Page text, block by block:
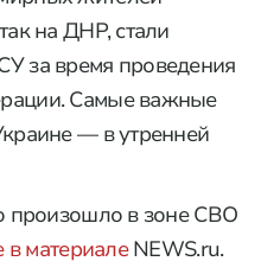
на ДНР, стали
за время проведения
Самые важные
— в утренней
произошло в зоне СВО
в материалеNEWS.ru.